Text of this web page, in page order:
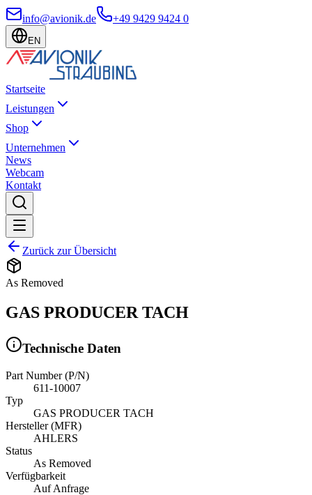
info@avionik.de +49 9429 9424 0
EN
Startseite
Leistungen
Shop
Unternehmen
News
Webcam
Kontakt
Zurück zur Übersicht
As Removed
GAS PRODUCER TACH
Technische Daten
Part Number (P/N)
611-10007
Typ
GAS PRODUCER TACH
Hersteller (MFR)
AHLERS
Status
As Removed
Verfügbarkeit
Auf Anfrage